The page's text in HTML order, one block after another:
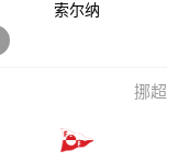
索尔纳
挪超